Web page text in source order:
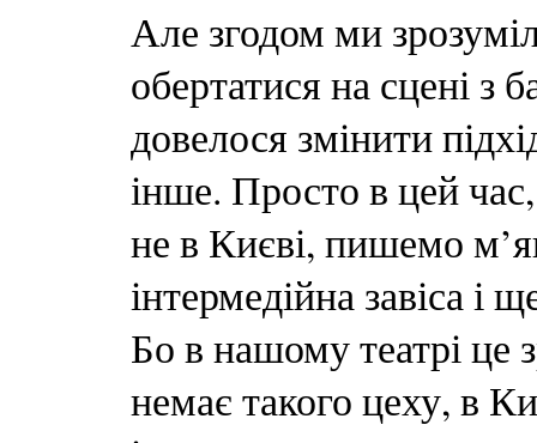
Але згодом ми
обертатися на сцені
довелося змінити
інше. Просто в цей
не в Києві, пишемо
інтермедійна завіса і
Бо в нашому театрі це
немає такого цеху, в